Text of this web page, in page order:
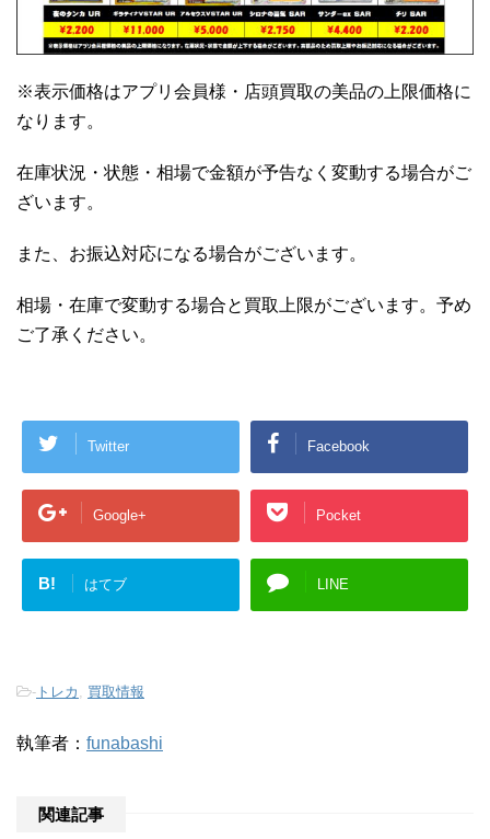
※表示価格はアプリ会員様・店頭買取の美品の上限価格に
なります。
在庫状況・状態・相場で金額が予告なく変動する場合がご
ざいます。
また、お振込対応になる場合がございます。
相場・在庫で変動する場合と買取上限がございます。予め
ご了承ください。
Twitter Facebook
Google+ Pocket
B! はてブ LINE
- トレカ 買取情報
執筆者： funabashi
関連記事